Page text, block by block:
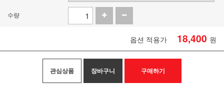
수량
옵션 적용가 18,400 원
관심상품 장바구니 구매하기